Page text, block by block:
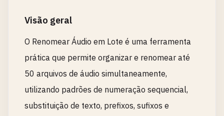
Visão geral
O Renomear Áudio em Lote é uma ferramenta
prática que permite organizar e renomear até
50 arquivos de áudio simultaneamente,
utilizando padrões de numeração sequencial,
substituição de texto, prefixos, sufixos e